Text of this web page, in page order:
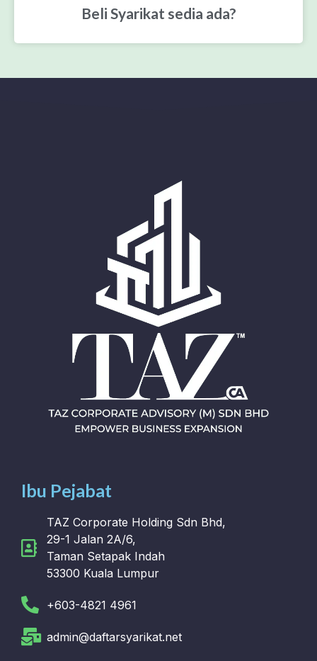
Beli Syarikat sedia ada?
Ibu Pejabat
TAZ Corporate Holding Sdn Bhd,
29-1 Jalan 2A/6,
Taman Setapak Indah
53300 Kuala Lumpur
+603-4821 4961
admin@daftarsyarikat.net